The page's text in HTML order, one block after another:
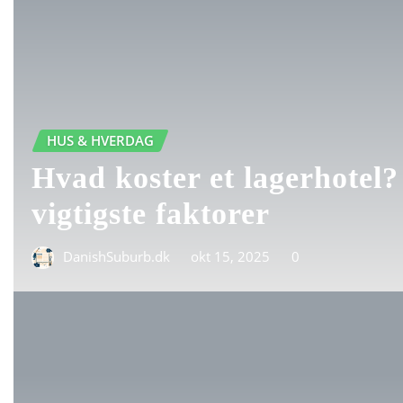
HUS & HVERDAG
Hvad koster et
vigtigste faktorer
DanishSuburb.dk okt 15, 2025 0